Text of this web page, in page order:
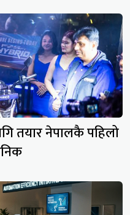
तयार नेपालकै पहिलो